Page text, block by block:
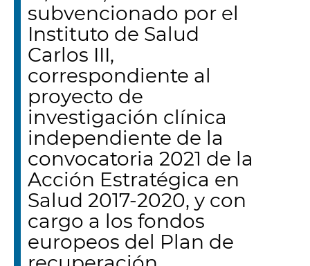
subvencionado por el
Instituto de Salud
Carlos III,
correspondiente al
proyecto de
investigación clínica
independiente de la
convocatoria 2021 de la
Acción Estratégica en
Salud 2017-2020, y con
cargo a los fondos
europeos del Plan de